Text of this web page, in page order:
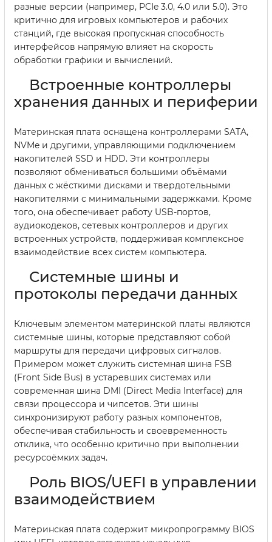
разные версии (например, PCIe 3.0, 4.0 или 5.0). Это
критично для игровых компьютеров и рабочих
станций, где высокая пропускная способность
интерфейсов напрямую влияет на скорость
обработки графики и вычислений.
Встроенные контроллеры
хранения данных и периферии
Материнская плата оснащена контроллерами SATA,
NVMe и другими, управляющими подключением
накопителей SSD и HDD. Эти контроллеры
позволяют обмениваться большими объёмами
данных с жёсткими дисками и твердотельными
накопителями с минимальными задержками. Кроме
того, она обеспечивает работу USB-портов,
аудиокодеков, сетевых контроллеров и других
встроенных устройств, поддерживая комплексное
взаимодействие всех систем компьютера.
Системные шины и
протоколы передачи данных
Ключевым элементом материнской платы являются
системные шины, которые представляют собой
маршруты для передачи цифровых сигналов.
Примером может служить системная шина FSB
(Front Side Bus) в устаревших системах или
современная шина DMI (Direct Media Interface) для
связи процессора и чипсетов. Эти шины
синхронизируют работу разных компонентов,
обеспечивая стабильность и своевременность
отклика, что особенно критично при выполнении
ресурсоёмких задач.
Роль BIOS/UEFI в управлении
взаимодействием
Материнская плата содержит микропрограмму BIOS